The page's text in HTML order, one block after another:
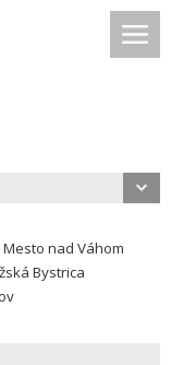
nad Váhom
Bystrica